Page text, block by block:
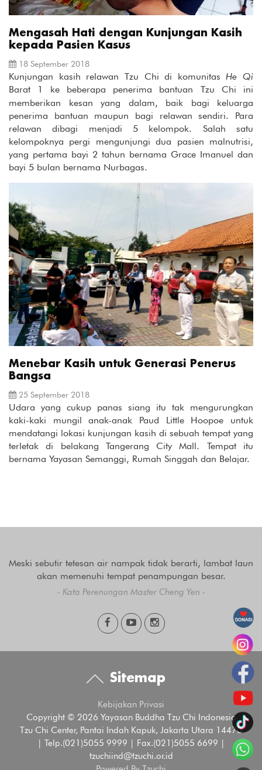
Mengasah Hati dengan Kunjungan Kasih
kepada Pasien Kasus
18 September 2018
Kunjungan kasih relawan Tzu Chi di komunitasHe Qi
Barat 1 ke beberapa
penerima bantuan Tzu Chi ini
memberikan kesan yang dalam, baik bagi keluarga
penerima bantuan maupun bagi relawan sendiri. Para
relawan dibagi menjadi 5 kelompok. Salah satu
kelompoknya pergi mengunjungi dua pasien malnutrisi,
yang pertama bayi 2 tahun bernama Grace Imanuel dan
bayi 5 bulan bernama Nurbagas.
Menebar Kasih untuk Generasi Penerus
Bangsa
25 September 2018
Udara yang cukup panas siang itu tak mengurungkan
kaki-kaki mungil anak-anak Paud Little Hoopoe untuk
mendatangi lokasi kunjungan kasih di sebuah tempat yang
terletak di belakang Tangerang City Mall. Tempat itu
bernama Yayasan Semanggi, Rumah Singgah dan Belajar.
Meski sebutir tetesan air nampak tidak berarti, lambat laun
akan memenuhi tempat penampungan besar.
- Kata Perenungan Master Cheng Yen -
Sitemap
Kebijakan Privasi
Copyright © 2026 Yayasan Buddha Tzu Chi Indonesia
Tzu Chi Center, Pantai Indah Kapuk, Jakarta Utara 14470
| Telp.(021)5055 9999 | Fax.(021)5055 6699 |
tzuchiind@tzuchi.or.id